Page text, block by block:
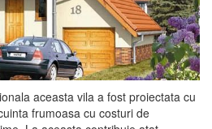
aceasta vila a fost proiectata cu
frumoasa cu costuri de